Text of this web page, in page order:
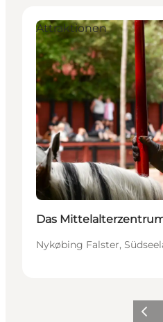
Attraktionen
Das
Nykøbing Falster,